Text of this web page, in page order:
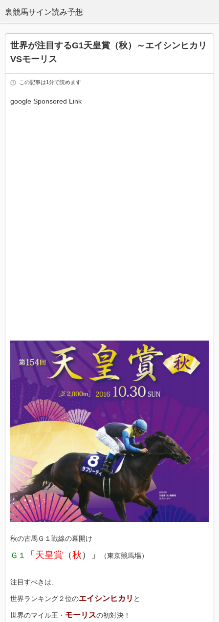
世界が注目するG1天皇賞（秋）～エイシンヒカリ
VSモーリス
この記事は1分で読めます
google Sponsored Link
秋の古馬Ｇ１戦線の幕開け
Ｇ１ 「天皇賞 （秋）」 （東京競馬場）
注目すべきは、
世界ランキング２位のエイシンヒカリ と
世界のマイル王・ モーリスの初対決！